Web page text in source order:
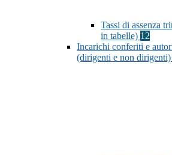
Tassi di assenza
in tabelle) 12
Incarichi conferiti e
(dirigenti e non dirigenti)